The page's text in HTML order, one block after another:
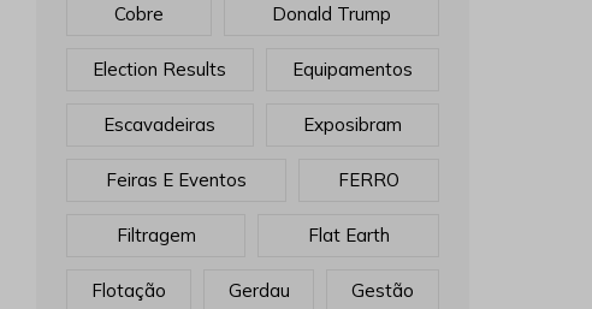
Cobre Donald Trump
Election Results Equipamentos
Escavadeiras Exposibram
Feiras E Eventos FERRO
Filtragem Flat Earth
Flotação Gerdau Gestão